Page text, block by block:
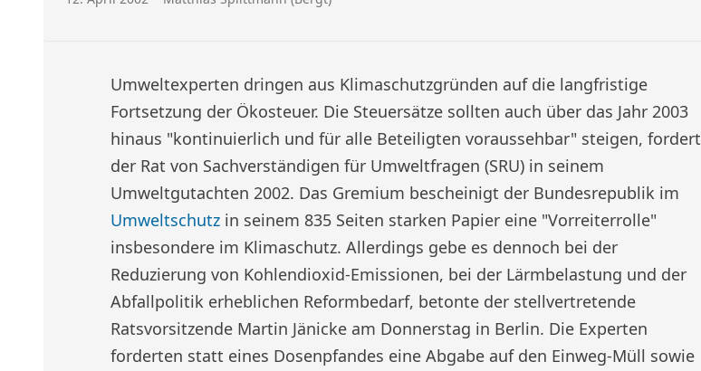
Umweltexperten dringen aus Klimaschutzgründen auf die langfristige
Fortsetzung der Ökosteuer. Die Steuersätze sollten auch über das Jahr 2003
hinaus "kontinuierlich und für alle Beteiligten voraussehbar" steigen, fordert
der Rat von Sachverständigen für Umweltfragen (SRU) in seinem
Umweltgutachten 2002. Das Gremium bescheinigt der Bundesrepublik im
Umweltschutz in seinem 835 Seiten starken Papier eine "Vorreiterrolle"
insbesondere im Klimaschutz. Allerdings gebe es dennoch bei der
Reduzierung von Kohlendioxid-Emissionen, bei der Lärmbelastung und der
Abfallpolitik erheblichen Reformbedarf, betonte der stellvertretende
Ratsvorsitzende Martin Jänicke am Donnerstag in Berlin. Die Experten
forderten statt eines Dosenpfandes eine Abgabe auf den Einweg-Müll sowie